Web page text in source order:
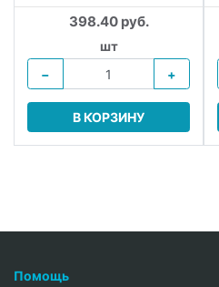
398.40 руб.
шт
−
+
В КОРЗИНУ
Помощь